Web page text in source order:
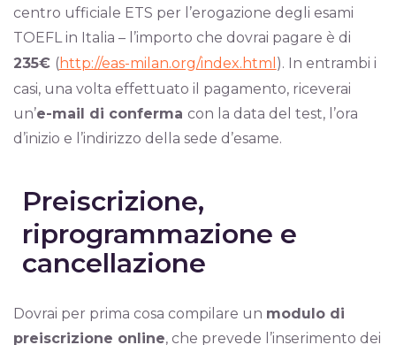
centro ufficiale ETS per l’erogazione degli esami
TOEFL in Italia – l’importo che dovrai pagare è di
235€ (http://eas-milan.org/index.html ). In entrambi i
casi, una volta effettuato il pagamento, riceverai
un’e-mail di conferma con la data del test, l’ora
d’inizio e l’indirizzo della sede d’esame.
Preiscrizione,
riprogrammazione e
cancellazione
Dovrai per prima cosa compilare un modulo di
preiscrizione online, che prevede l’inserimento dei